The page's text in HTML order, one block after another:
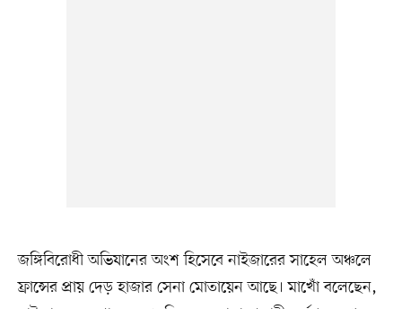
জঙ্গিবিরোধী অভিযানের অংশ হিসেবে নাইজারের সাহেল অঞ্চলে
ফ্রান্সের প্রায় দেড় হাজার সেনা মোতায়েন আছে। মাখোঁ বলেছেন,